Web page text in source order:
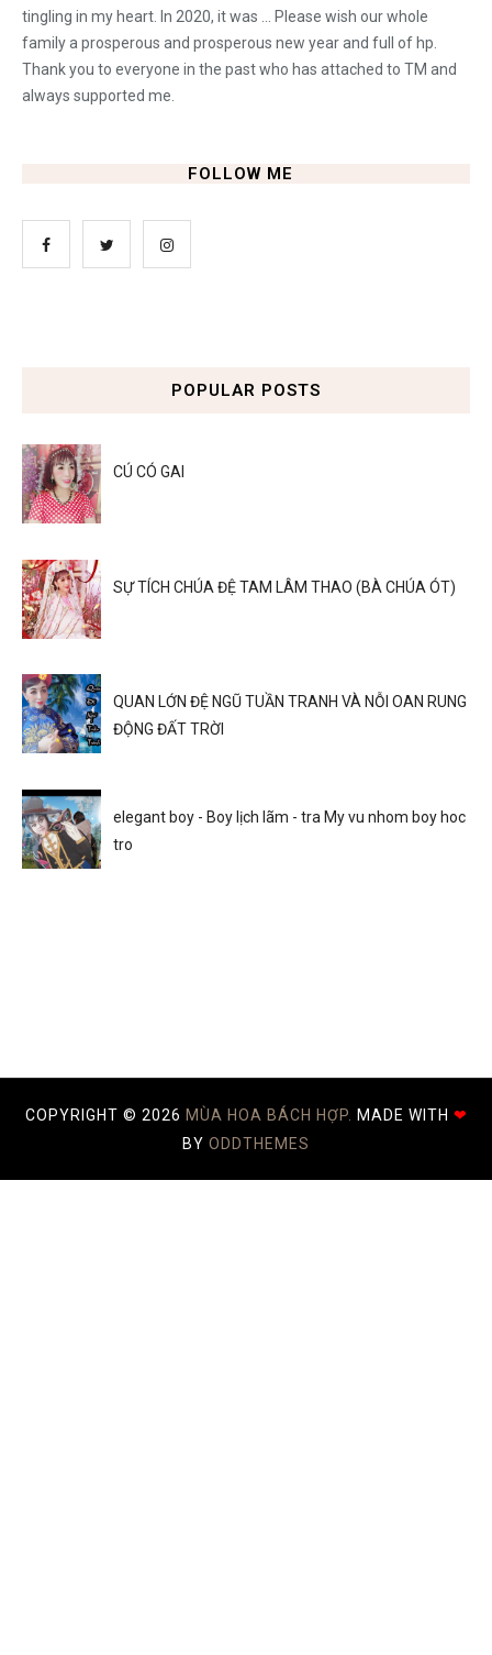
tingling in my heart. In 2020, it was ... Please wish our whole
family a prosperous and prosperous new year and full of hp.
Thank you to everyone in the past who has attached to TM and
always supported me.
FOLLOW ME
POPULAR POSTS
CÚ CÓ GAI
SỰ TÍCH CHÚA ĐỆ TAM LÂM THAO (BÀ CHÚA ÓT)
QUAN LỚN ĐỆ NGŨ TUẦN TRANH VÀ NỖI OAN RUNG
ĐỘNG ĐẤT TRỜI
elegant boy - Boy lịch lãm - tra My vu nhom boy hoc
tro
COPYRIGHT © 2026 MÙA HOA BÁCH HỢP. MADE WITH ❤
BY ODDTHEMES